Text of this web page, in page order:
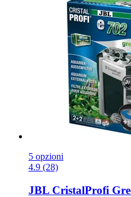
5 opzioni
4.9 (28)
JBL CristalProfi